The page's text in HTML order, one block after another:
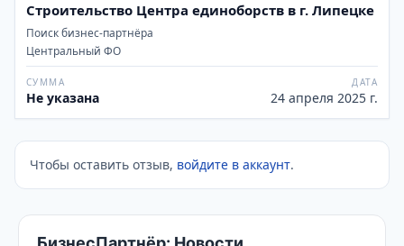
Строительство Центра единоборств в г. Липецке
Поиск бизнес-партнёра
Центральный ФО
СУММА
Не указана
ДАТА
24 апреля 2025 г.
Чтобы оставить отзыв, войдите в аккаунт.